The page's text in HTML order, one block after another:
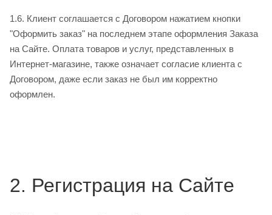
1.6. Клиент соглашается с Договором нажатием кнопки
"Оформить заказ" на последнем этапе оформления Заказа
на Сайте. Оплата товаров и услуг, представленных в
Интернет-­магазине, также означает согласие клиента с
Договором, даже если заказ не был им корректно
оформлен.
2. Регистрация на Сайте